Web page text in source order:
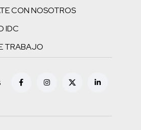
CON NOSOTROS
IDC
TRABAJO